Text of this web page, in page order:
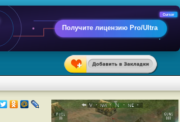
Получите лицензию Pro/Ultra
Cursor